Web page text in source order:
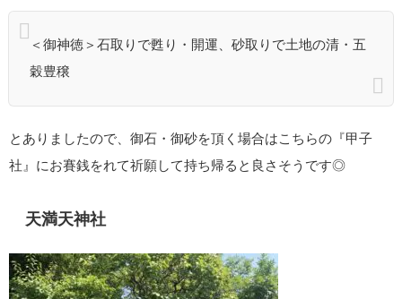
＜御神徳＞石取りで甦り・開運、砂取りで土地の清・五
穀豊穣
とありましたので、御石・御砂を頂く場合はこちらの『甲子
社』にお賽銭をれて祈願して持ち帰ると良さそうです◎
天満天神社